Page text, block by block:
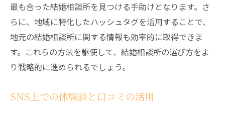
最も合った結婚相談所を見つける手助けとなります。さ
らに、地域に特化したハッシュタグを活用することで、
地元の結婚相談所に関する情報も効率的に取得できま
す。これらの方法を駆使して、結婚相談所の選び方をよ
り戦略的に進められるでしょう。
SNS上での体験談と口コミの活用